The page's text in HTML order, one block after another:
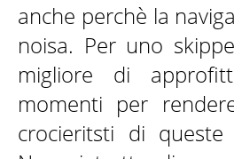
anche perchè la
noisa. Per uno
migliore di
momenti per
crocieritsti di queste